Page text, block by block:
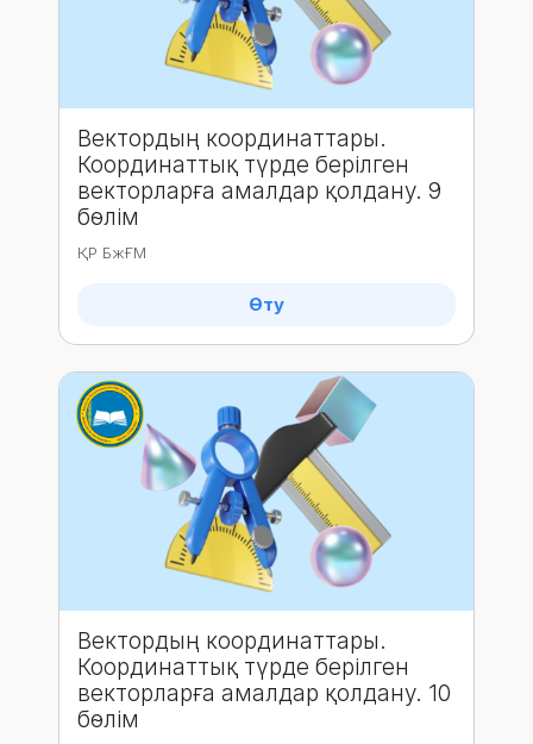
Вектордың координаттары.
Координаттық түрде берілген
векторларға амалдар қолдану. 9
бөлім
ҚР БжҒМ
Өту
Вектордың координаттары.
Координаттық түрде берілген
векторларға амалдар қолдану. 10
бөлім